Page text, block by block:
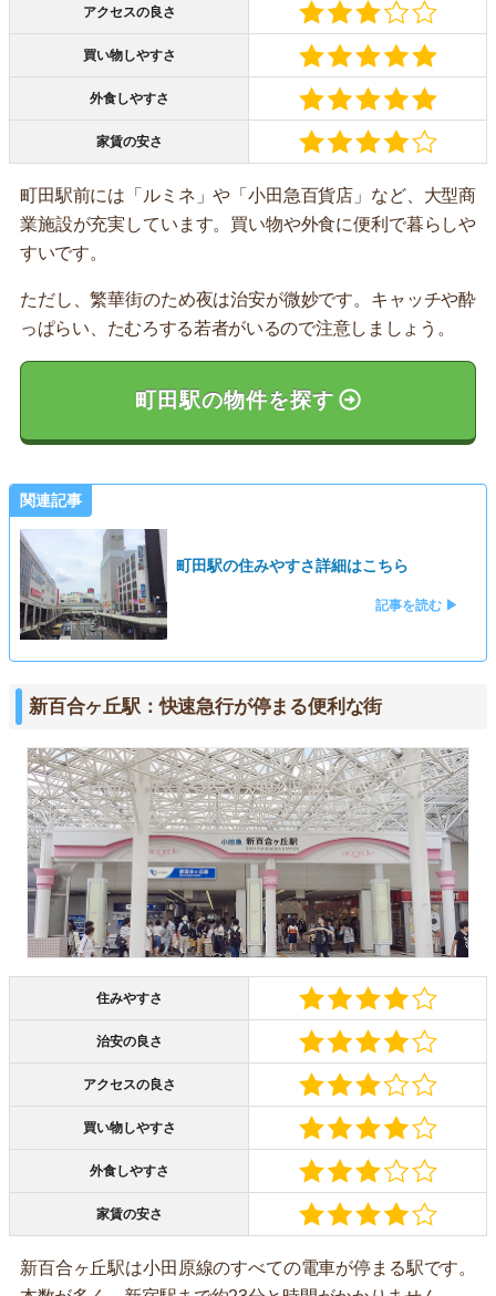
アクセスの良さ
買い物しやすさ
外食しやすさ
家賃の安さ
町田駅前には「ルミネ」や「小田急百貨店」など、大型商
業施設が充実しています。買い物や外食に便利で暮らしや
すいです。
ただし、繁華街のため夜は治安が微妙です。キャッチや酔
っぱらい、たむろする若者がいるので注意しましょう。
町田駅の物件を探す
関連記事
町田駅の住みやすさ詳細はこちら
記事を読む ▶
新百合ヶ丘駅：快速急行が停まる便利な街
住みやすさ
治安の良さ
アクセスの良さ
買い物しやすさ
外食しやすさ
家賃の安さ
新百合ヶ丘駅は小田原線のすべての電車が停まる駅です。